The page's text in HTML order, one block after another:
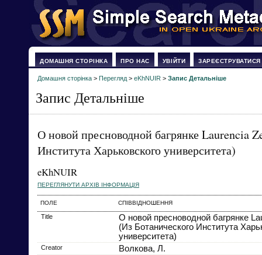
ДОМАШНЯ СТОРІНКА ПРО НАС УВІЙТИ ЗАРЕЄСТРУВАТИСЯ
Домашня сторінка > Перегляд > eKhNUIR > Запис Детальніше
Запис Детальніше
О новой пресноводной багрянке Laurencia
Института Харьковского университета)
eKhNUIR
ПЕРЕГЛЯНУТИ АРХІВ ІНФОРМАЦІЯ
ПОЛЕ СПІВВІДНОШЕННЯ
Title
О новой пресноводной багрянке
(Из Ботанического Института
университета)
Creator Волкова, Л.